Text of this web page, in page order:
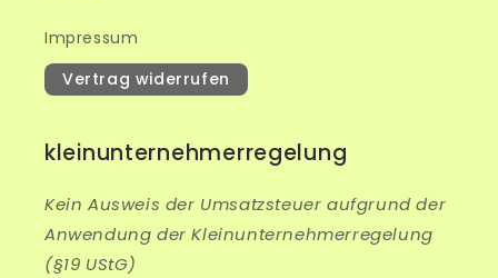
Impressum
Vertrag widerrufen
kleinunternehmerregelung
Kein Ausweis der Umsatzsteuer aufgrund der
Anwendung der Kleinunternehmerregelung
(§19 UStG)